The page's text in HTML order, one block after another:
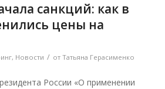
санкций: как в
цены на
, Новости / от Татьяна Герасименко
России «О применении